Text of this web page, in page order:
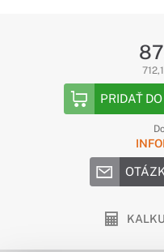
PRIDAŤ